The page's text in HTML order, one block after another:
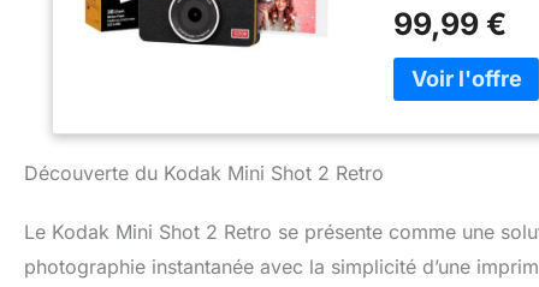
/5,4 x 8,6 pouces
Bluetooth. Faible
la maison n'a
KODAK Mini
plus de papier
digitales et de
Deux types de
pouvez
99,99 €
Découverte du Kodak Mini Shot 2 Retro
Le Kodak Mini Shot 2 Retro se présente comme une
photographie instantanée avec la simplicité d’une